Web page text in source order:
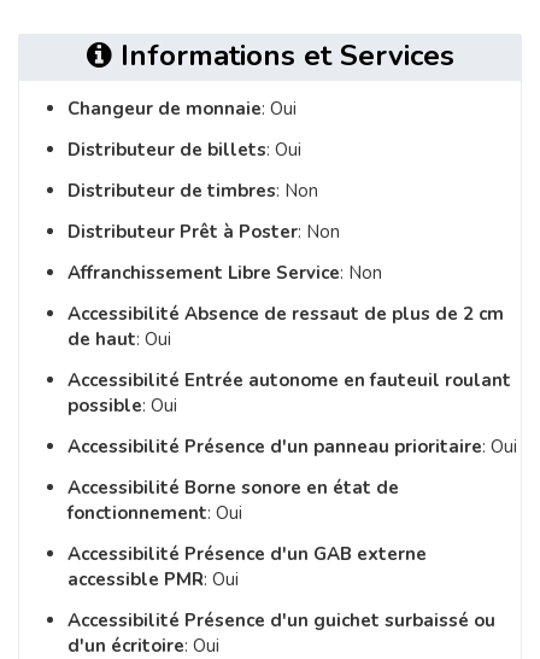
Informations et Services
Changeur de monnaie: Oui
Distributeur de billets: Oui
Distributeur de timbres: Non
Distributeur Prêt à Poster: Non
Affranchissement Libre Service: Non
Accessibilité Absence de ressaut de plus de 2 cm
de haut: Oui
Accessibilité Entrée autonome en fauteuil roulant
possible: Oui
Accessibilité Présence d'un panneau prioritaire: Oui
Accessibilité Borne sonore en état de
fonctionnement: Oui
Accessibilité Présence d'un GAB externe
accessible PMR: Oui
Accessibilité Présence d'un guichet surbaissé ou
d'un écritoire: Oui